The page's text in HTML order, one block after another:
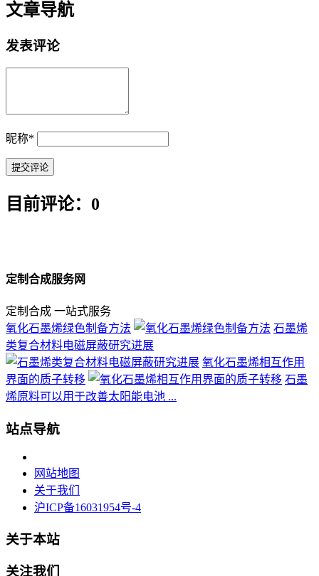
文章导航
发表评论
昵称*
目前评论：0
定制合成服务网
定制合成 一站式服务
氧化石墨烯绿色制备方法
石墨烯
类复合材料电磁屏蔽研究进展
氧化石墨烯相互作用
界面的质子转移
石墨
烯原料可以用于改善太阳能电池 ...
站点导航
网站地图
关于我们
沪ICP备16031954号-4
关于本站
关注我们